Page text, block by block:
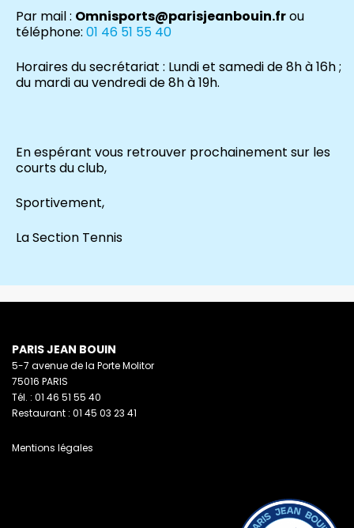
Par mail : Omnisports@parisjeanbouin.frou
téléphone: 01 46 51 55 40
Horaires du secrétariat : Lundi et samedi de 8h à 16h ;
du mardi au vendredi de 8h à 19h.
En espérant vous retrouver prochainement sur les
courts du club,
Sportivement,
La Section Tennis
PARIS JEAN BOUIN
5-7 avenue de la Porte Molitor
75016 PARIS
Tél. : 01 46 51 55 40
Restaurant : 01 45 03 23 41
Mentions légales